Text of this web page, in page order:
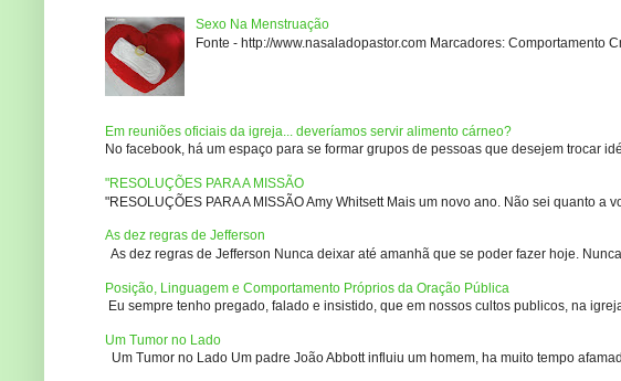
Sexo Na Menstruação
Fonte - http://www.nasaladopastor.com Marcadores: Comportamento
Em reuniões oficiais da igreja... deveríamos servir alimento cárneo?
No facebook, há um espaço para se formar grupos de pessoas que desejem trocar
"RESOLUÇÕES PARA A MISSÃO
"RESOLUÇÕES PARA A MISSÃO Amy Whitsett Mais um novo ano. Não sei quanto a
As dez regras de Jefferson
As dez regras de Jefferson Nunca deixar até amanhã que se poder fazer hoje.
Posição, Linguagem e Comportamento Próprios da Oração Pública
Eu sempre tenho pregado, falado e insistido, que em nossos cultos publicos, na
Um Tumor no Lado
Um Tumor no Lado Um padre João Abbott influiu um homem, ha muito tempo